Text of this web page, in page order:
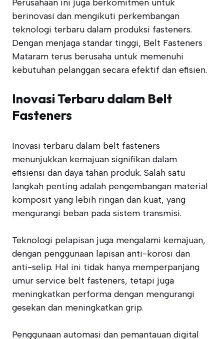
Perusahaan ini juga berkomitmen untuk
berinovasi dan mengikuti perkembangan
teknologi terbaru dalam produksi fasteners.
Dengan menjaga standar tinggi, Belt Fasteners
Mataram terus berusaha untuk memenuhi
kebutuhan pelanggan secara efektif dan efisien.
Inovasi Terbaru dalam Belt
Fasteners
Inovasi terbaru dalam belt fasteners
menunjukkan kemajuan signifikan dalam
efisiensi dan daya tahan produk. Salah satu
langkah penting adalah pengembangan material
komposit yang lebih ringan dan kuat, yang
mengurangi beban pada sistem transmisi.
Teknologi pelapisan juga mengalami kemajuan,
dengan penggunaan lapisan anti-korosi dan
anti-selip. Hal ini tidak hanya memperpanjang
umur service belt fasteners, tetapi juga
meningkatkan performa dengan mengurangi
gesekan dan meningkatkan grip.
Penggunaan automasi dan pemantauan digital